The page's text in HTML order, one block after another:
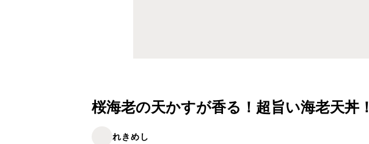
桜海老の天かすが香る！超旨い海老天丼！
れきめし